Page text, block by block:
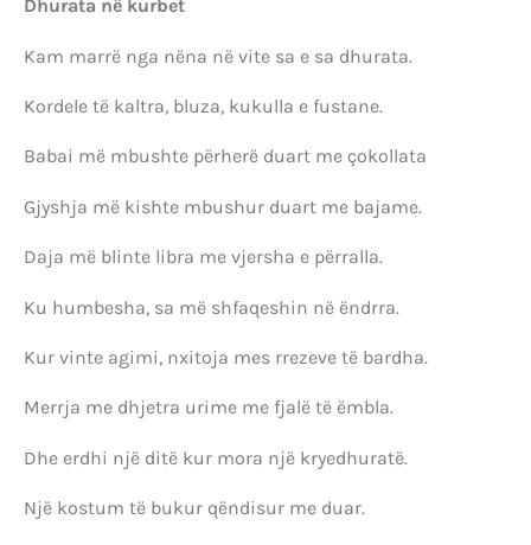
Dhurata në kurbet
Kam marrë nga nëna në vite sa e sa dhurata.
Kordele të kaltra, bluza, kukulla e fustane.
Babai më mbushte përherë duart me çokollata
Gjyshja më kishte mbushur duart me bajame.
Daja më blinte libra me vjersha e përralla.
Ku humbesha, sa më shfaqeshin në ëndrra.
Kur vinte agimi, nxitoja mes rrezeve të bardha.
Merrja me dhjetra urime me fjalë të ëmbla.
Dhe erdhi një ditë kur mora një kryedhuratë.
Një kostum të bukur qëndisur me duar.